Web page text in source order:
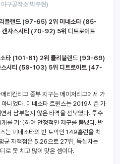
구공작소 박주현)
리블랜드 (97-65) 2위 미네소타 (85-
자스시티 (70-92) 5위 디트로이트
소타 (101-61) 2위 클리블랜드 (93-69)
시티 (59-103) 5위 디트로이트 (47-
리칸리그 중부 지구는 메이저리그에서 가
니었다. 미네소타 트윈스는 2019시즌 가
서 남부럽지 않은 타격을 선보였다. 투수
를 기록하며 안정적인 제구를 뽐냈다. 반
는 미네소타의 반 토막인 149홈런을 치
균 자책점은 5.26으로 27위, 득실차는
로 못 치고 많이 맞은 셈이다.